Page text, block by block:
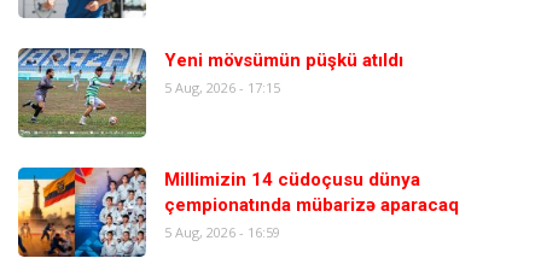
Yeni mövsümün püşkü atıldı
5 Aug, 2026 - 17:15
Millimizin 14 cüdoçusu dünya
çempionatında mübarizə aparacaq
5 Aug, 2026 - 16:59